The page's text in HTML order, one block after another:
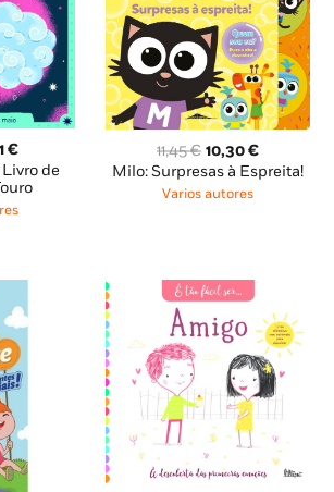
€O
preço
atual
é:
de
11,45€ O
preço
original
10,30€O
preço
Milo: Surpresas à Espreita!
Varios autores